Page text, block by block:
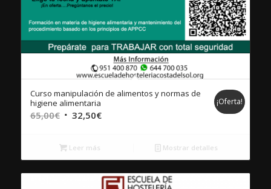
Curso manipulación de alimentos y normas de
higiene alimentaria
65,00€ El
original
era:
65,00€.
32,50€El
es:
32,50€.
¡Oferta!
Leer más Mostrar detalles